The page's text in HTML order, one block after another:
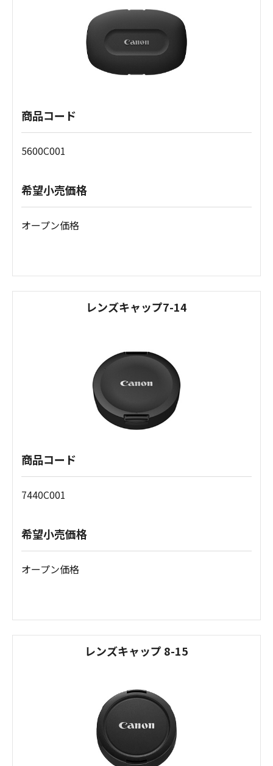
商品コード
5600C001
希望小売価格
オープン価格
レンズキャップ7-14
商品コード
7440C001
希望小売価格
オープン価格
レンズキャップ 8-15